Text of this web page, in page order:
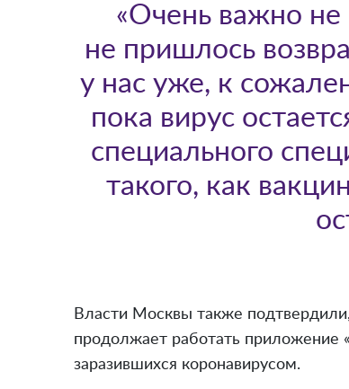
«Очень важно не
не пришлось
у нас уже, к
пока вирус
специального
такого, как
Власти Москвы также
продолжает работать приложение
заразившихся коронавирусом.